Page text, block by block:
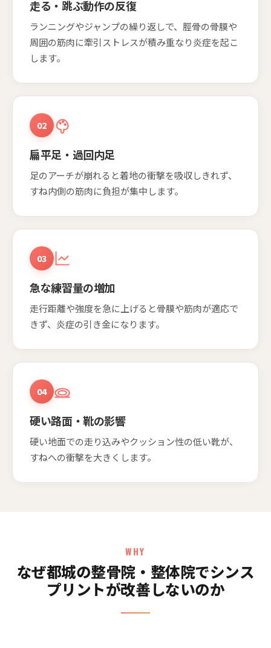
走る・跳ぶ動作の反復
ランニングやジャンプの繰り返しで、脛骨の骨膜や
周囲の筋肉に牽引ストレスが積み重なり炎症を起こ
します。
02
扁平足・過回内足
足のアーチが崩れると着地の衝撃を吸収しきれず、
すね内側の筋肉に負担が集中します。
03
急な練習量の増加
走行距離や強度を急に上げると骨膜や筋肉が適応で
きず、炎症の引き金になります。
04
硬い路面・靴の影響
硬い地面での走り込みやクッション性の低い靴が、
すねへの衝撃を大きくします。
WHY
なぜ都城の整骨院・整体院でシンス
プリントが改善しないのか